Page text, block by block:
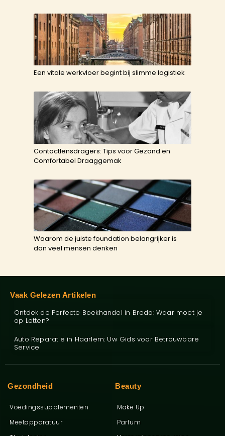
Een vitale werkvloer begint bij slimme logistiek
Contactlensdragers: Tips voor Gezond en
Comfortabel Draaggemak
Waarom de juiste foundation belangrijker is
dan veel mensen denken
Beauty
Make Up
Parfum
Gezondheid
Voedingssupplementen
Meetapparatuur
Vaak Gelezen Artikelen
Ontdek de Perfecte Boekhandel in Breda: Waar moet je
op Letten?
Auto Reparatie in Haarlem: Uw Gids voor Betrouwbare
Service